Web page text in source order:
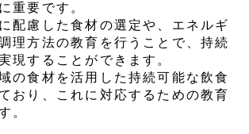
重要です。
配慮した食材の選定や、エネルギ
理方法の教育を行うことで、持続
現することができます。
の食材を活用した持続可能な飲食
おり、これに対応するための教育
。